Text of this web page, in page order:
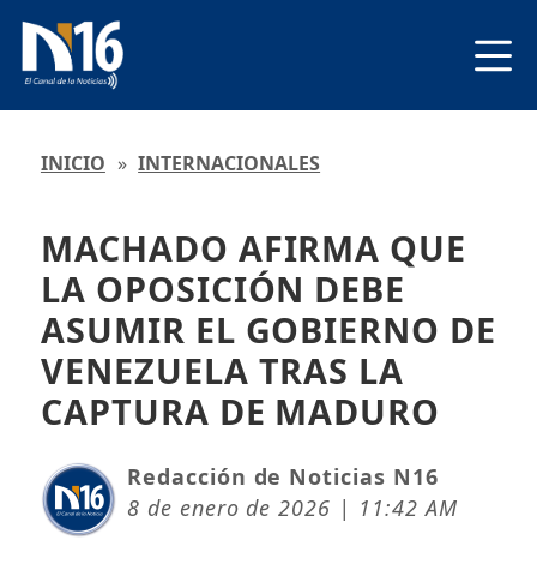
INICIO » INTERNACIONALES
MACHADO AFIRMA QUE
LA OPOSICIÓN DEBE
ASUMIR EL GOBIERNO DE
VENEZUELA TRAS LA
CAPTURA DE MADURO
Redacción de Noticias N16
8 de enero de 2026 | 11:42 AM